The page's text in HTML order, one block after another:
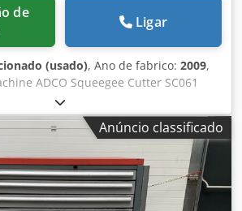
Ligar
(usado), Ano de fabrico: 2009,
ADCO Squeegee Cutter SC061
company specializing in solutions for
and robotics, and
or hot air tunnels. Djdpfsxk T
de serigrafia ADCO Squeegee
Sartech é uma empresa especializada
automação e robótica e
UV (eletrônico) ou de ar quente.
Anúncio classificado